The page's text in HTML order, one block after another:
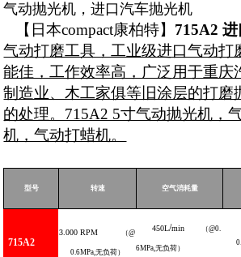
气动抛光机 ，进口汽车抛光机
【日本compact康柏特】 715A2
气动打磨工具，工业级进口气动打
能佳，工作效率高，广泛用于重庆
制造业、木工家俱等旧涂层的打磨
的处理。715A2 5寸气动抛光机，
机，气动打蜡机。
型号 转速 空气消耗量
715A2
3.000RPM （@
0.6MPa,无负荷）
450L/min （@0.
6MPa,无负荷）